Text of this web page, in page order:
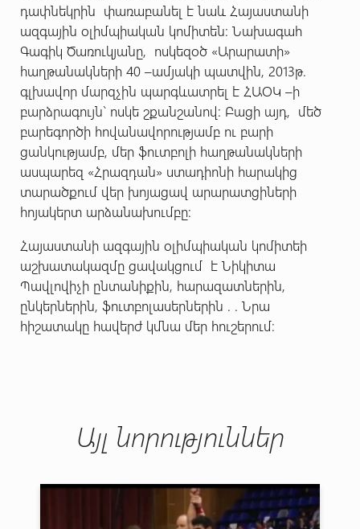
դափնեկրին փառաբանել է նաև Հայաստանի
ազգային օլիմպիական կոմիտեն: Նախագահ
Գագիկ Ծառուկյանը, ոսկեզօծ «Արարատի»
հաղթանակների 40 –ամյակի պատվին, 2013թ.
գլխավոր մարզչին պարգևատրել է ՀԱՕԿ –ի
բարձրագույն` ոսկե շքանշանով: Բացի այդ, մեծ
բարեգործի հովանավորությամբ ու բարի
ցանկությամբ, մեր ֆուտբոլի հաղթանակների
ասպարեզ «Հրազդան» ստադիոնի հարակից
տարածքում վեր խոյացավ արարատցիների
հոյակերտ արձանախումբը:
Հայաստանի ազգային օլիմպիական կոմիտեի
աշխատակազմը ցավակցում է Նիկիտա
Պավլովիչի ընտանիքին, հարազատներին,
ընկերներին, ֆուտբոլասերներին . . Նրա
հիշատակը հավերժ կմնա մեր հուշերում։
Այլ նորություններ